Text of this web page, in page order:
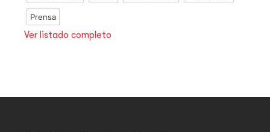
Prensa
Ver listado completo